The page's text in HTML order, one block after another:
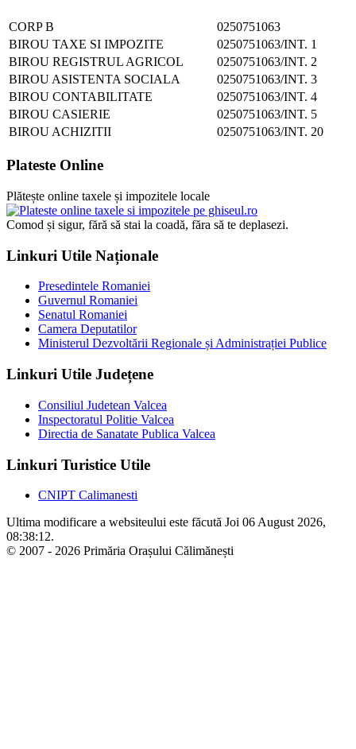
CORP B
0250751063
BIROU TAXE SI IMPOZITE
0250751063/INT. 1
BIROU REGISTRUL AGRICOL
0250751063/INT. 2
BIROU ASISTENTA SOCIALA
0250751063/INT. 3
BIROU CONTABILITATE
0250751063/INT. 4
BIROU CASIERIE
0250751063/INT. 5
BIROU ACHIZITII
0250751063/INT. 20
Plateste Online
Plătește online taxele și impozitele locale
Comod și sigur, fără să stai la coadă, făra să te deplasezi.
Linkuri Utile Naționale
Presedintele Romaniei
Guvernul Romaniei
Senatul Romaniei
Camera Deputatilor
Ministerul Dezvoltării Regionale și Administrației Publice
Linkuri Utile Județene
Consiliul Judetean Valcea
Inspectoratul Politie Valcea
Directia de Sanatate Publica Valcea
Linkuri Turistice Utile
CNIPT Calimanesti
Ultima modificare a websiteului este făcută Joi 06 August 2026,
08:38:12.
© 2007 - 2026 Primăria Orașului Călimănești